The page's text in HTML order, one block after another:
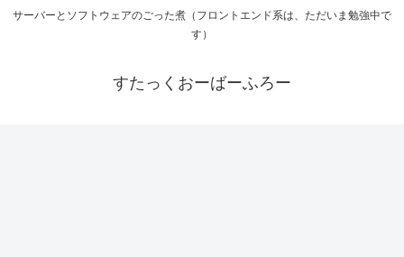
サーバーとソフトウェアのごった煮（フロントエンド系は、ただいま勉強中で
す）
すたっくおーばーふろー